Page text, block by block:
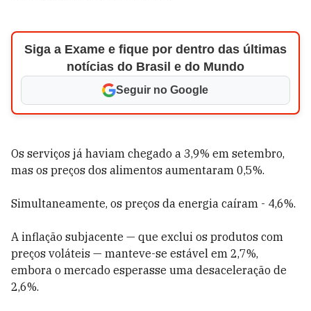
Siga a Exame e fique por dentro das últimas
notícias do Brasil e do Mundo
Seguir no Google
Os serviços já haviam chegado a 3,9% em setembro,
mas os preços dos alimentos aumentaram 0,5%.
Simultaneamente, os preços da energia caíram - 4,6%.
A inflação subjacente — que exclui os produtos com
preços voláteis — manteve-se estável em 2,7%,
embora o mercado esperasse uma desaceleração de
2,6%.